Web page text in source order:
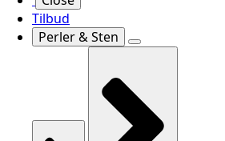
Tilbud
Perler & Sten